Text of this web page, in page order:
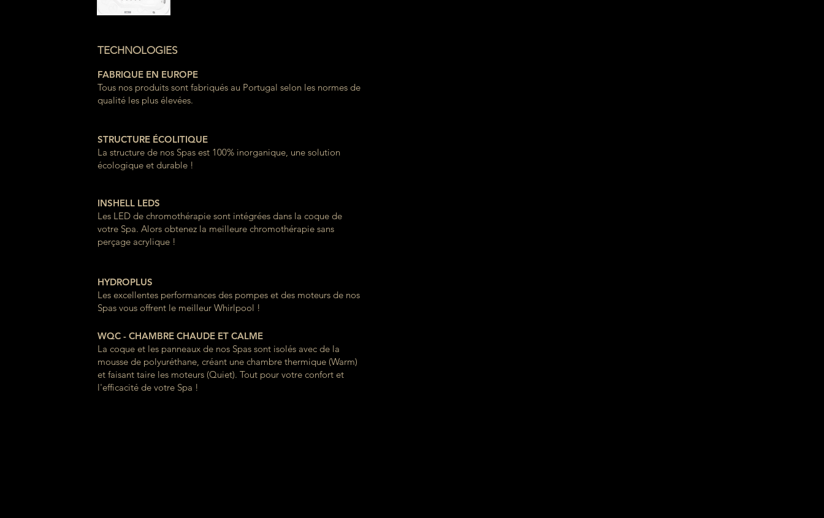
TECHNOLOGIES
FABRIQUE EN EUROPE
Tous nos produits sont fabriqués au Portugal selon les normes de
qualité les plus élevées.
STRUCTURE ÉCOLITIQUE
La structure de nos Spas est 100% inorganique, une solution
écologique et durable !
INSHELL LEDS
Les LED de chromothérapie sont intégrées dans la coque de
votre Spa. Alors obtenez la meilleure chromothérapie sans
perçage acrylique !
HYDROPLUS
Les excellentes performances des pompes et des moteurs de nos
Spas vous offrent le meilleur Whirlpool !
WQC - CHAMBRE CHAUDE ET CALME
La coque et les panneaux de nos Spas sont isolés avec de la
mousse de polyuréthane, créant une chambre thermique (Warm)
et faisant taire les moteurs (Quiet). Tout pour votre confort et
l'efficacité de votre Spa !